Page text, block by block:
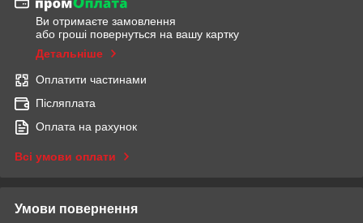
Ви отримаєте замовлення
або гроші повернуться на вашу картку
Детальніше
Оплатити частинами
Післяплата
Оплата на рахунок
Всі умови оплати
Умови повернення